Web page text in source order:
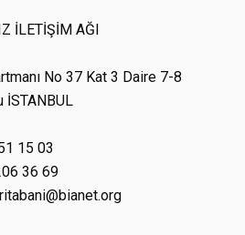
İLETİŞİM AĞI
No 37 Kat 3 Daire 7-8
İSTANBUL
15 03
36 69